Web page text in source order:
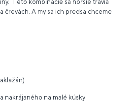
Tieto kombinácie sa horšie trávia
črevách. A my sa ich predsa chceme
nakrájaného na malé kúsky